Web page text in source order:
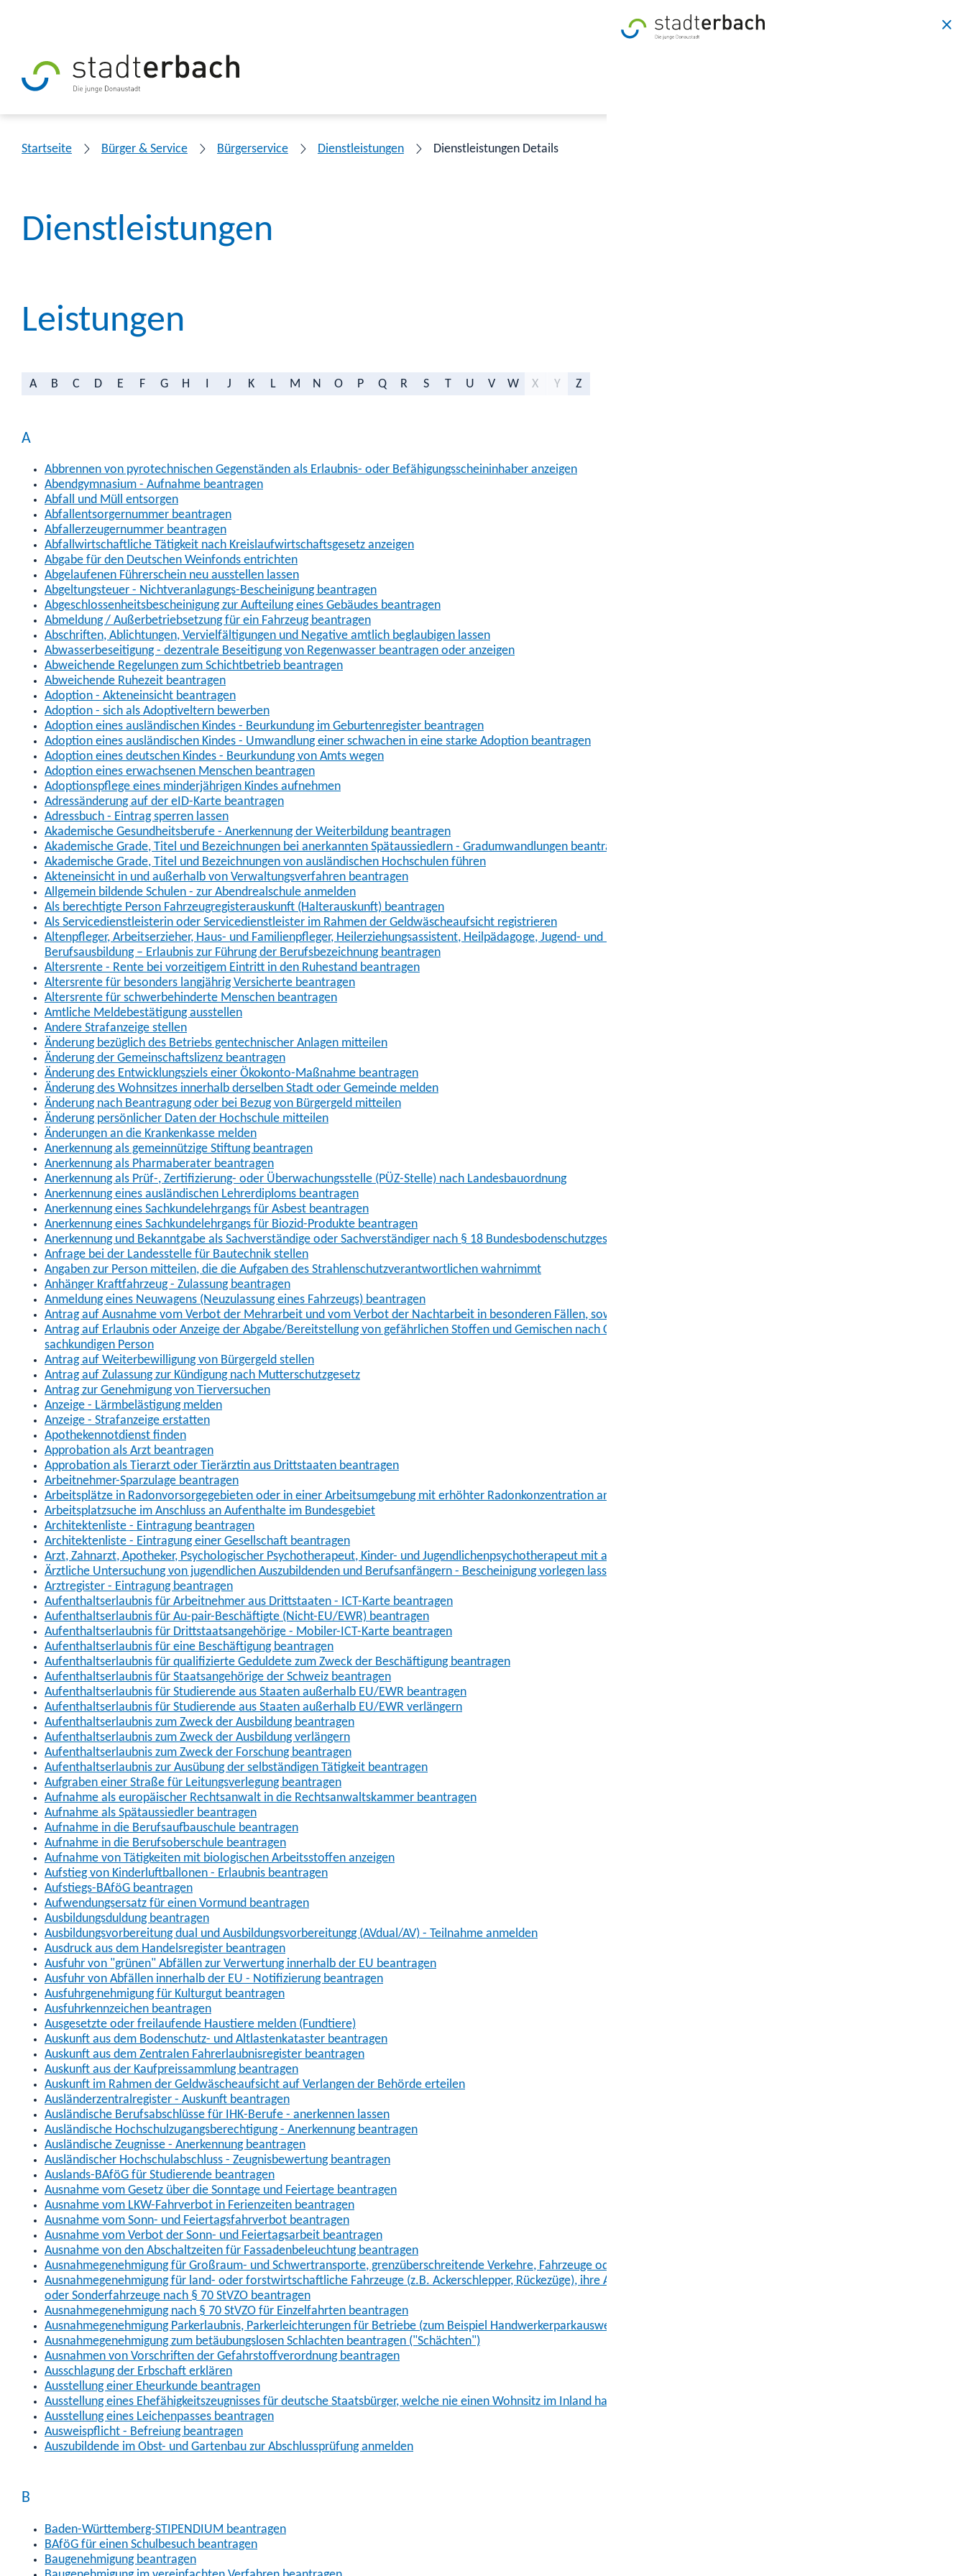
Startseite Bürger & Service Bürgerservice Dienstleistungen Dienstleistungen Details
Dienstleistungen
Leistungen
A B C D E F G H J K L M N O P Q R S T U V W X Y Z
A
Abbrennen von pyrotechnischen Gegenständen als Erlaubnis- oder Befähigungsscheininhaber anzeigen
Abendgymnasium - Aufnahme beantragen
Abfall und Müll entsorgen
Abfallentsorgernummer beantragen
Abfallerzeugernummer beantragen
Abfallwirtschaftliche Tätigkeit nach Kreislaufwirtschaftsgesetz anzeigen
Abgabe für den Deutschen Weinfonds entrichten
Abgelaufenen Führerschein neu ausstellen lassen
Abgeltungsteuer - Nichtveranlagungs-Bescheinigung beantragen
Abgeschlossenheitsbescheinigung zur Aufteilung eines Gebäudes beantragen
Abmeldung / Außerbetriebsetzung für ein Fahrzeug beantragen
Abschriften, Ablichtungen, Vervielfältigungen und Negative amtlich beglaubigen lassen
Abwasserbeseitigung - dezentrale Beseitigung von Regenwasser beantragen oder anzeigen
Abweichende Regelungen zum Schichtbetrieb beantragen
Abweichende Ruhezeit beantragen
Adoption - Akteneinsicht beantragen
Adoption - sich als Adoptiveltern bewerben
Adoption eines ausländischen Kindes - Beurkundung im Geburtenregister beantragen
Adoption eines ausländischen Kindes - Umwandlung einer schwachen in eine starke Adoption beantragen
Adoption eines deutschen Kindes - Beurkundung von Amts wegen
Adoption eines erwachsenen Menschen beantragen
Adoptionspflege eines minderjährigen Kindes aufnehmen
Adressänderung auf der eID-Karte beantragen
Adressbuch - Eintrag sperren lassen
Akademische Gesundheitsberufe - Anerkennung der Weiterbildung beantragen
Akademische Grade, Titel und Bezeichnungen bei anerkannten Spätaussiedlern - Gradumwandlungen beantragen
Akademische Grade, Titel und Bezeichnungen von ausländischen Hochschulen führen
Akteneinsicht in und außerhalb von Verwaltungsverfahren beantragen
Allgemein bildende Schulen - zur Abendrealschule anmelden
Als berechtigte Person Fahrzeugregisterauskunft (Halterauskunft) beantragen
Als Servicedienstleisterin oder Servicedienstleister im Rahmen der Geldwäscheaufsicht registrieren
Altenpfleger, Arbeitserzieher, Haus- und Familienpfleger, Heilerziehungsassistent, Heilpädagoge, Jugend- und Heimerzieher, Sozialarbeiter, Sozialpädagoge mit ausländischer
Berufsausbildung – Erlaubnis zur Führung der Berufsbezeichnung beantragen
Altersrente - Rente bei vorzeitigem Eintritt in den Ruhestand beantragen
Altersrente für besonders langjährig Versicherte beantragen
Altersrente für schwerbehinderte Menschen beantragen
Amtliche Meldebestätigung ausstellen
Andere Strafanzeige stellen
Änderung bezüglich des Betriebs gentechnischer Anlagen mitteilen
Änderung der Gemeinschaftslizenz beantragen
Änderung des Entwicklungsziels einer Ökokonto-Maßnahme beantragen
Änderung des Wohnsitzes innerhalb derselben Stadt oder Gemeinde melden
Änderung nach Beantragung oder bei Bezug von Bürgergeld mitteilen
Änderung persönlicher Daten der Hochschule mitteilen
Änderungen an die Krankenkasse melden
Anerkennung als gemeinnützige Stiftung beantragen
Anerkennung als Pharmaberater beantragen
Anerkennung als Prüf-, Zertifizierung- oder Überwachungsstelle (PÜZ-Stelle) nach Landesbauordnung
Anerkennung eines ausländischen Lehrerdiploms beantragen
Anerkennung eines Sachkundelehrgangs für Asbest beantragen
Anerkennung eines Sachkundelehrgangs für Biozid-Produkte beantragen
Anerkennung und Bekanntgabe als Sachverständige oder Sachverständiger nach § 18 Bundesbodenschutzgesetz
Anfrage bei der Landesstelle für Bautechnik stellen
Angaben zur Person mitteilen, die die Aufgaben des Strahlenschutzverantwortlichen wahrnimmt
Anhänger Kraftfahrzeug - Zulassung beantragen
Anmeldung eines Neuwagens (Neuzulassung eines Fahrzeugs) beantragen
Antrag auf Ausnahme vom Verbot der Mehrarbeit und vom Verbot der Nachtarbeit in besonderen Fällen, sowie der Art der Arbeit und dem Arbeitstempo
Antrag auf Erlaubnis oder Anzeige der Abgabe/Bereitstellung von gefährlichen Stoffen und Gemischen nach ChemVerbotsV sowie Änderungsanzeigen bei Wechsel der
sachkundigen Person
Antrag auf Weiterbewilligung von Bürgergeld stellen
Antrag auf Zulassung zur Kündigung nach Mutterschutzgesetz
Antrag zur Genehmigung von Tierversuchen
Anzeige - Lärmbelästigung melden
Anzeige - Strafanzeige erstatten
Apothekennotdienst finden
Approbation als Arzt beantragen
Approbation als Tierarzt oder Tierärztin aus Drittstaaten beantragen
Arbeitnehmer-Sparzulage beantragen
Arbeitsplätze in Radonvorsorgegebieten oder in einer Arbeitsumgebung mit erhöhter Radonkonzentration anmelden
Arbeitsplatzsuche im Anschluss an Aufenthalte im Bundesgebiet
Architektenliste - Eintragung beantragen
Architektenliste - Eintragung einer Gesellschaft beantragen
Arzt, Zahnarzt, Apotheker, Psychologischer Psychotherapeut, Kinder- und Jugendlichenpsychotherapeut mit ausländischer Berufsausbildung – Approbation beantragen
Ärztliche Untersuchung von jugendlichen Auszubildenden und Berufsanfängern - Bescheinigung vorlegen lassen
Arztregister - Eintragung beantragen
Aufenthaltserlaubnis für Arbeitnehmer aus Drittstaaten - ICT-Karte beantragen
Aufenthaltserlaubnis für Au-pair-Beschäftigte (Nicht-EU/EWR) beantragen
Aufenthaltserlaubnis für Drittstaatsangehörige - Mobiler-ICT-Karte beantragen
Aufenthaltserlaubnis für eine Beschäftigung beantragen
Aufenthaltserlaubnis für qualifizierte Geduldete zum Zweck der Beschäftigung beantragen
Aufenthaltserlaubnis für Staatsangehörige der Schweiz beantragen
Aufenthaltserlaubnis für Studierende aus Staaten außerhalb EU/EWR beantragen
Aufenthaltserlaubnis für Studierende aus Staaten außerhalb EU/EWR verlängern
Aufenthaltserlaubnis zum Zweck der Ausbildung beantragen
Aufenthaltserlaubnis zum Zweck der Ausbildung verlängern
Aufenthaltserlaubnis zum Zweck der Forschung beantragen
Aufenthaltserlaubnis zur Ausübung der selbständigen Tätigkeit beantragen
Aufgraben einer Straße für Leitungsverlegung beantragen
Aufnahme als europäischer Rechtsanwalt in die Rechtsanwaltskammer beantragen
Aufnahme als Spätaussiedler beantragen
Aufnahme in die Berufsaufbauschule beantragen
Aufnahme in die Berufsoberschule beantragen
Aufnahme von Tätigkeiten mit biologischen Arbeitsstoffen anzeigen
Aufstieg von Kinderluftballonen - Erlaubnis beantragen
Aufstiegs-BAföG beantragen
Aufwendungsersatz für einen Vormund beantragen
Ausbildungsduldung beantragen
Ausbildungsvorbereitung dual und Ausbildungsvorbereitungg (AVdual/AV) - Teilnahme anmelden
Ausdruck aus dem Handelsregister beantragen
Ausfuhr von "grünen" Abfällen zur Verwertung innerhalb der EU beantragen
Ausfuhr von Abfällen innerhalb der EU - Notifizierung beantragen
Ausfuhrgenehmigung für Kulturgut beantragen
Ausfuhrkennzeichen beantragen
Ausgesetzte oder freilaufende Haustiere melden (Fundtiere)
Auskunft aus dem Bodenschutz- und Altlastenkataster beantragen
Auskunft aus dem Zentralen Fahrerlaubnisregister beantragen
Auskunft aus der Kaufpreissammlung beantragen
Auskunft im Rahmen der Geldwäscheaufsicht auf Verlangen der Behörde erteilen
Ausländerzentralregister - Auskunft beantragen
Ausländische Berufsabschlüsse für IHK-Berufe - anerkennen lassen
Ausländische Hochschulzugangsberechtigung - Anerkennung beantragen
Ausländische Zeugnisse - Anerkennung beantragen
Ausländischer Hochschulabschluss - Zeugnisbewertung beantragen
Auslands-BAföG für Studierende beantragen
Ausnahme vom Gesetz über die Sonntage und Feiertage beantragen
Ausnahme vom LKW-Fahrverbot in Ferienzeiten beantragen
Ausnahme vom Sonn- und Feiertagsfahrverbot beantragen
Ausnahme vom Verbot der Sonn- und Feiertagsarbeit beantragen
Ausnahme von den Abschaltzeiten für Fassadenbeleuchtung beantragen
Ausnahmegenehmigung für Großraum- und Schwertransporte, grenzüberschreitende Verkehre, Fahrzeuge oder Fahrzeugkombinationen nach § 70 StVZO beantragen
Ausnahmegenehmigung für land- oder forstwirtschaftliche Fahrzeuge (z.B. Ackerschlepper, Rückezüge), ihre Anhänger, Arbeitsmaschinen (z.B. Gabelstapler, Mähdrescher)
oder Sonderfahrzeuge nach § 70 StVZO beantragen
Ausnahmegenehmigung nach § 70 StVZO für Einzelfahrten beantragen
Ausnahmegenehmigung Parkerlaubnis, Parkerleichterungen für Betriebe (zum Beispiel Handwerkerparkausweis)
Ausnahmegenehmigung zum betäubungslosen Schlachten beantragen ("Schächten")
Ausnahmen von Vorschriften der Gefahrstoffverordnung beantragen
Ausschlagung der Erbschaft erklären
Ausstellung einer Eheurkunde beantragen
Ausstellung eines Ehefähigkeitszeugnisses für deutsche Staatsbürger, welche nie einen Wohnsitz im Inland hatten
Ausstellung eines Leichenpasses beantragen
Ausweispflicht - Befreiung beantragen
Auszubildende im Obst- und Gartenbau zur Abschlussprüfung anmelden
B
Baden-Württemberg-STIPENDIUM beantragen
BAföG für einen Schulbesuch beantragen
Baugenehmigung beantragen